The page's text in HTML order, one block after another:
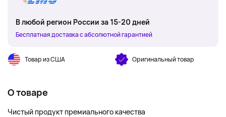
В любой регион России за 15-20 дней
Бесплатная доставка с абсолютной гарантией
Товар из США Оригинальный товар
О товаре
Чистый продукт премиального качества